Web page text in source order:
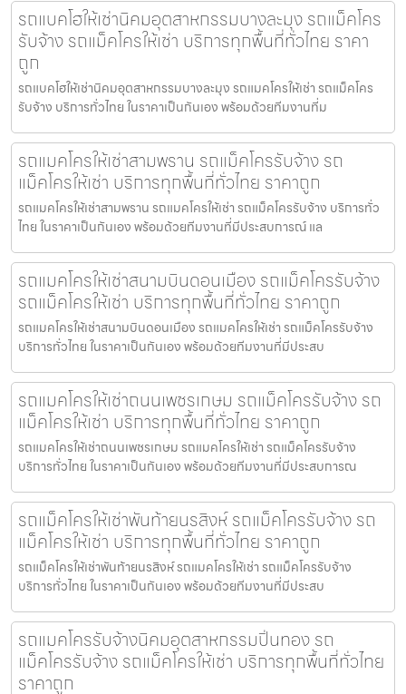
รถแบคโฮให้เช่านิคมอุตสาหกรรมบางละมุง รถแม็คโคร
รับจ้าง รถแม็คโครให้เช่า บริการทุกพื้นที่ทั่วไทย ราคา
ถูก
รถแบคโฮให้เช่านิคมอุตสาหกรรมบางละมุง รถแมคโครให้เช่า รถแม็คโคร
รับจ้าง บริการทั่วไทย ในราคาเป็นกันเอง พร้อมด้วยทีมงานที่ม
รถแมคโครให้เช่าสามพราน รถแม็คโครรับจ้าง รถ
แม็คโครให้เช่า บริการทุกพื้นที่ทั่วไทย ราคาถูก
รถแมคโครให้เช่าสามพราน รถแมคโครให้เช่า รถแม็คโครรับจ้าง บริการทั่ว
ไทย ในราคาเป็นกันเอง พร้อมด้วยทีมงานที่มีประสบการณ์ แล
รถแมคโครให้เช่าสนามบินดอนเมือง รถแม็คโครรับจ้าง
รถแม็คโครให้เช่า บริการทุกพื้นที่ทั่วไทย ราคาถูก
รถแมคโครให้เช่าสนามบินดอนเมือง รถแมคโครให้เช่า รถแม็คโครรับจ้าง
บริการทั่วไทย ในราคาเป็นกันเอง พร้อมด้วยทีมงานที่มีประสบ
รถแมคโครให้เช่าถนนเพชรเกษม รถแม็คโครรับจ้าง รถ
แม็คโครให้เช่า บริการทุกพื้นที่ทั่วไทย ราคาถูก
รถแมคโครให้เช่าถนนเพชรเกษม รถแมคโครให้เช่า รถแม็คโครรับจ้าง
บริการทั่วไทย ในราคาเป็นกันเอง พร้อมด้วยทีมงานที่มีประสบการณ
รถแม็คโครให้เช่าพันท้ายนรสิงห์ รถแม็คโครรับจ้าง รถ
แม็คโครให้เช่า บริการทุกพื้นที่ทั่วไทย ราคาถูก
รถแม็คโครให้เช่าพันท้ายนรสิงห์ รถแมคโครให้เช่า รถแม็คโครรับจ้าง
บริการทั่วไทย ในราคาเป็นกันเอง พร้อมด้วยทีมงานที่มีประสบ
รถแมคโครรับจ้างนิคมอุตสาหกรรมปิ่นทอง รถ
แม็คโครรับจ้าง รถแม็คโครให้เช่า บริการทุกพื้นที่ทั่วไทย
ราคาถูก